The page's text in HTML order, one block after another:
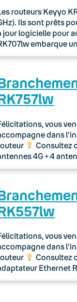
routeurs Keyyo
Ils sont prêts
jour logicielle pour
embarque
vous
dans
Consultez
4G + 4
vous
dans
Consultez
Ethernet